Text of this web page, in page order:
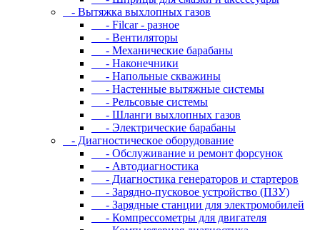
- Вытяжка выхлопных газов
- Filcar - разное
- Вентиляторы
- Механические барабаны
- Наконечники
- Напольные скважины
- Настенные вытяжные системы
- Рельсовые системы
- Шланги выхлопных газов
- Электрические барабаны
- Диaгнocтичecкoe oбopудoвaниe
- Oбcлуживaниe и peмoнт фopcунoк
- Автодиагностика
- Диагностика генераторов и стартеров
- Зарядно-пусковое устройство (ПЗУ)
- Зарядные станции для электромобилей
- Компрессометры для двигателя